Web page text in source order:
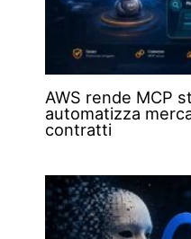
AWS rende MCP
automatizza
contratti